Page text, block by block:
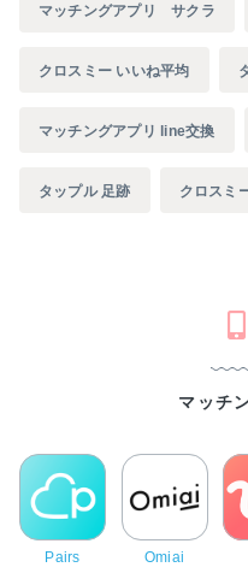
マッチングアプリ サクラ
クロスミー いいね平均
マッチングアプリ line交換
タップル 足跡 クロスミ
マッチ
Pairs Omiai